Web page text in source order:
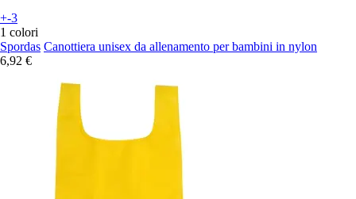
+-3
1 colori
Spordas Canottiera unisex da allenamento per bambini in nylon
6,92 €